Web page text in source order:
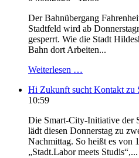
Der Bahnübergang
Stadtfeld wird ab
gesperrt. Wie die Stadt
Bahn dort Arbeiten...
Weiterlesen …
Hi Zukunft sucht Kontakt zu
10:59
Die Smart-City-Initiative der
lädt diesen Donnerstag zu
Nachmittag. So heißt es von
„Stadt.Labor meets Studis“,...